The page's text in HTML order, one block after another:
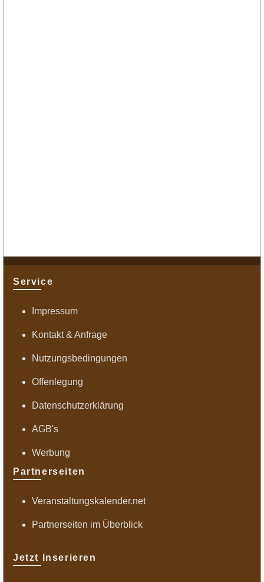
Service
Impressum
Kontakt & Anfrage
Nutzungsbedingungen
Offenlegung
Datenschutzerklärung
AGB's
Werbung
Partnerseiten
Veranstaltungskalender.net
Partnerseiten im Überblick
Jetzt Inserieren